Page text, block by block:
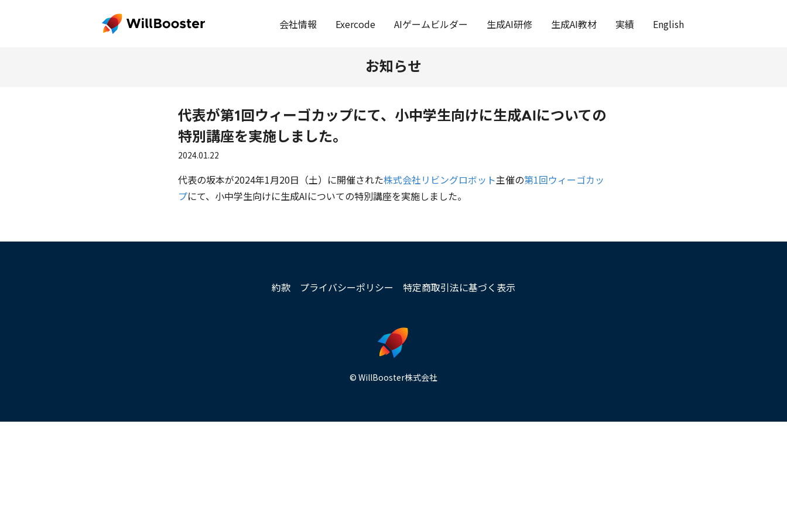
会社情報 Exercode AIゲームビルダー 生成AI研修 生成AI教材 実績 English
お知らせ
代表が第1回ウィーゴカップにて、小中学生向けに生成AIについての
特別講座を実施しました。
2024.01.22
代表の坂本が2024年1月20日（土）に開催された株式会社リビングロボット主催の第1回ウィーゴカッ
プにて、小中学生向けに生成AIについての特別講座を実施しました。
約款 プライバシーポリシー 特定商取引法に基づく表示
© WillBooster株式会社